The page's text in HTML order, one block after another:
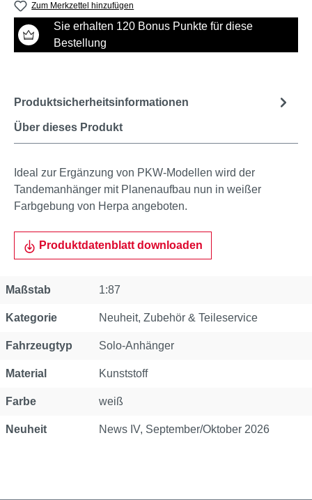
Zum Merkzettel hinzufügen
Sie erhalten 120 Bonus Punkte für diese
Bestellung
Über dieses Produkt
Produktsicherheitsinformationen
Ideal zur Ergänzung von PKW-Modellen wird der
Tandemanhänger mit Planenaufbau nun in weißer
Farbgebung von Herpa angeboten.
Produktdatenblatt downloaden
Eigenschaft Wert
Maßstab 1:87
Kategorie Neuheit, Zubehör & Teileservice
Fahrzeugtyp Solo-Anhänger
Material Kunststoff
Farbe weiß
Neuheit News IV, September/Oktober 2026